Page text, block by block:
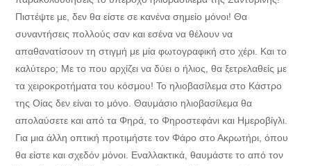
Πιστέψτε με, δεν θα είστε σε κανένα σημείο μόνοι! Θα
συναντήσεις πολλούς σαν και εσένα να θέλουν να
απαθανατίσουν τη στιγμή με μία φωτογραφική στο χέρι. Και το
καλύτερο; Με το που αρχίζει να δύει ο ήλιος, θα ξετρελαθείς με
τα χειροκροτήματα του κόσμου! Το ηλιοβασίλεμα στο Κάστρο
της Οίας δεν είναι το μόνο. Θαυμάσιο ηλιοβασίλεμα θα
απολαύσετε και από τα Φηρά, το Φηροστεφάνι και Ημεροβίγλι.
Για μια άλλη οπτική προτιμήστε τον Φάρο στο Ακρωτήρι, όπου
θα είστε και σχεδόν μόνοι. Εναλλακτικά, θαυμάστε το από τον